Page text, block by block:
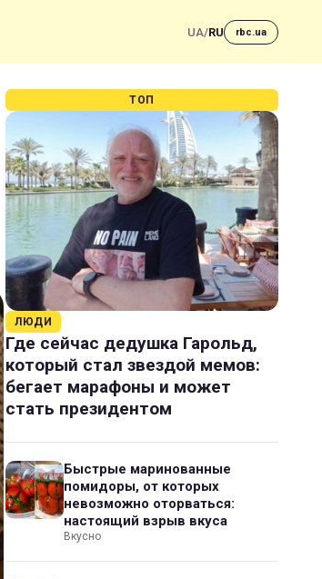
UA/RU rbc.ua
ТОП
ЛЮДИ
Где сейчас дедушка Гарольд,
который стал звездой мемов:
бегает марафоны и может
стать президентом
Быстрые маринованные
помидоры, от которых
невозможно оторваться:
настоящий взрыв вкуса
Вкусно